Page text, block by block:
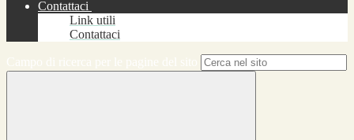
Contattaci
Link utili
Contattaci